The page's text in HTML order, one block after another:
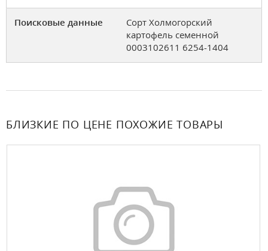
Поисковые данные
Сорт Холмогорский
картофель семенной
0003102611 6254-1404
БЛИЗКИЕ ПО ЦЕНЕ ПОХОЖИЕ ТОВАРЫ